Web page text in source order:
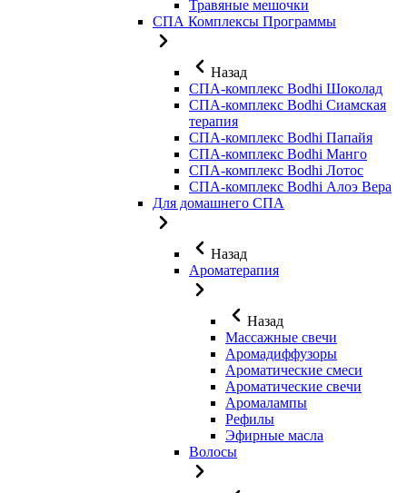
Травяные мешочки
СПА Комплексы Программы
Назад
СПА-комплекс Bodhi Шоколад
СПА-комплекс Bodhi Сиамская
терапия
СПА-комплекс Bodhi Папайя
СПА-комплекс Bodhi Манго
СПА-комплекс Bodhi Лотос
СПА-комплекс Bodhi Алоэ Вера
Для домашнего СПА
Назад
Ароматерапия
Назад
Массажные свечи
Аромадиффузоры
Ароматические смеси
Ароматические свечи
Аромалампы
Рефилы
Эфирные масла
Волосы